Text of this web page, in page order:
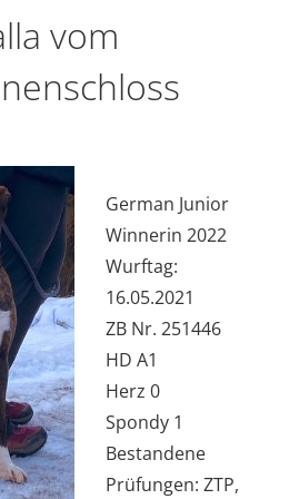
vom
German Junior
Winnerin 2022
Wurftag:
16.05.2021
ZB Nr. 251446
HD A1
Herz 0
Spondy 1
Bestandene
Prüfungen: ZTP,